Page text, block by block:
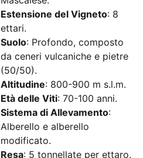
Estensione del Vigneto: 8
ettari.
Suolo: Profondo, composto
da ceneri vulcaniche e pietre
(50/50).
Altitudine: 800-900 m s.l.m.
Età delle Viti: 70-100 anni.
Sistema di Allevamento:
Alberello e alberello
modificato.
Resa: 5 tonnellate per ettaro.